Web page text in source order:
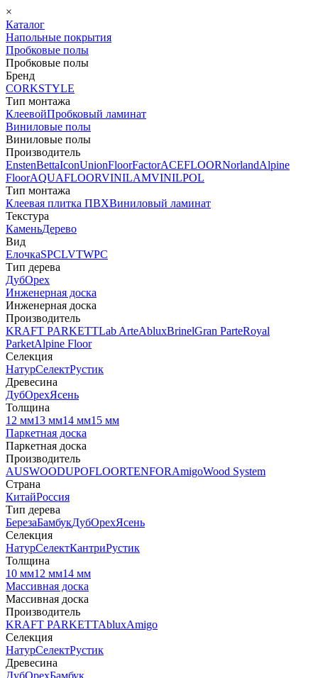
×
Каталог
Напольные покрытия
Пробковые полы
Пробковые полы
Бренд
CORKSTYLE
Тип монтажа
КлеевойПробковый ламинат
Виниловые полы
Виниловые полы
Производитель
EnstenBettaIconUnionFloorFactorACEFLOORNorlandAlpine
FloorAQUAFLOORVINILAMVINILPOL
Тип монтажа
Клеевая плитка ПВХВиниловый ламинат
Текстура
КаменьДерево
Вид
ЕлочкаSPCLVTWPC
Тип дерева
ДубОрех
Инженерная доска
Инженерная доска
Производитель
KRAFT PARKETTLab ArteAbluxBrinelGran ParteRoyal
ParketAlpine Floor
Селекция
НатурСелектРустик
Древесина
ДубОрехЯсень
Толщина
12 мм13 мм14 мм15 мм
Паркетная доска
Паркетная доска
Производитель
AUSWOODUPOFLOORTENFORAmigoWood System
Страна
КитайРоссия
Тип дерева
БерезаБамбукДубОрехЯсень
Селекция
НатурСелектКантриРустик
Толщина
10 мм12 мм14 мм
Массивная доска
Массивная доска
Производитель
KRAFT PARKETTAbluxAmigo
Селекция
НатурСелектРустик
Древесина
ДубОрехБамбук